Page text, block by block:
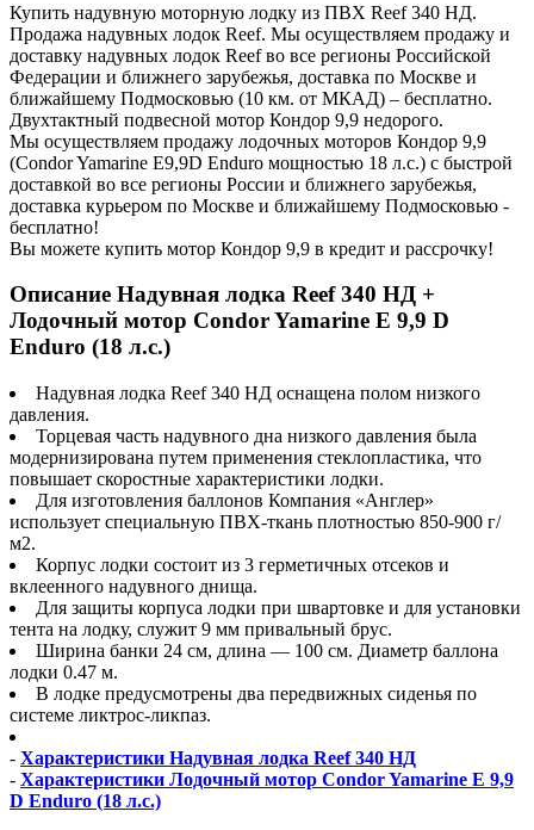
Купить надувную моторную лодку из ПВХ Reef 340 НД.
Продажа надувных лодок Reef. Мы осуществляем продажу и
доставку надувных лодок Reef во все регионы Российской
Федерации и ближнего зарубежья, доставка по Москве и
ближайшему Подмосковью (10 км. от МКАД) – бесплатно.
Двухтактный подвесной мотор Кондор 9,9 недорого.
Мы осуществляем продажу лодочных моторов Кондор 9,9
(Condor Yamarine E9,9D Enduro мощностью 18 л.с.) с быстрой
доставкой во все регионы России и ближнего зарубежья,
доставка курьером по Москве и ближайшему Подмосковью -
бесплатно!
Вы можете купить мотор Кондор 9,9 в кредит и рассрочку!
Описание Надувная лодка Reef 340 НД +
Лодочный мотор Condor Yamarine E 9,9 D
Enduro (18 л.с.)
Надувная лодка Reef 340 НД оснащена полом низкого
давления.
Торцевая часть надувного дна низкого давления была
модернизирована путем применения стеклопластика, что
повышает скоростные характеристики лодки.
Для изготовления баллонов Компания «Англер»
использует специальную ПВХ-ткань плотностью 850-900 г/
м2.
Корпус лодки состоит из 3 герметичных отсеков и
вклеенного надувного днища.
Для защиты корпуса лодки при швартовке и для установки
тента на лодку, служит 9 мм привальный брус.
Ширина банки 24 см, длина — 100 см. Диаметр баллона
лодки 0.47 м.
В лодке предусмотрены два передвижных сиденья по
системе ликтрос-ликпаз.
- Характеристики Надувная лодка Reef 340 НД
- Характеристики Лодочный мотор Condor Yamarine E 9,9
D Enduro (18 л.с.)